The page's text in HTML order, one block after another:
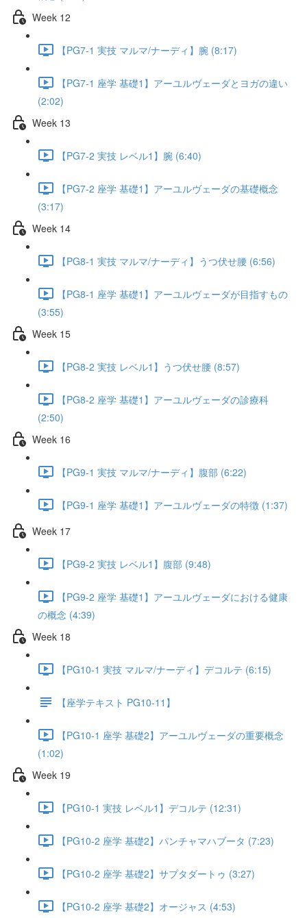
Week 12
【PG7-1 実技 マルマ/ナーディ】腕 (8:17)
【PG7-1 座学 基礎1】アーユルヴェーダとヨガの違い
(2:02)
Week 13
【PG7-2 実技 レベル1】腕 (6:40)
【PG7-2 座学 基礎1】アーユルヴェーダの基礎概念
(3:17)
Week 14
【PG8-1 実技 マルマ/ナーディ】うつ伏せ腰 (6:56)
【PG8-1 座学 基礎1】アーユルヴェーダが目指すもの
(3:55)
Week 15
【PG8-2 実技 レベル1】うつ伏せ腰 (8:57)
【PG8-2 座学 基礎1】アーユルヴェーダの診療科
(2:50)
Week 16
【PG9-1 実技 マルマ/ナーディ】腹部 (6:22)
【PG9-1 座学 基礎1】アーユルヴェーダの特徴 (1:37)
Week 17
【PG9-2 実技 レベル1】腹部 (9:48)
【PG9-2 座学 基礎1】アーユルヴェーダにおける健康
の概念 (4:39)
Week 18
【PG10-1 実技 マルマ/ナーディ】デコルテ (6:15)
【座学テキスト PG10-11】
【PG10-1 座学 基礎2】アーユルヴェーダの重要概念
(1:02)
Week 19
【PG10-1 実技 レベル1】デコルテ (12:31)
【PG10-2 座学 基礎2】パンチャマハブータ (7:23)
【PG10-2 座学 基礎2】サプタダートゥ (3:27)
【PG10-2 座学 基礎2】オージャス (4:53)